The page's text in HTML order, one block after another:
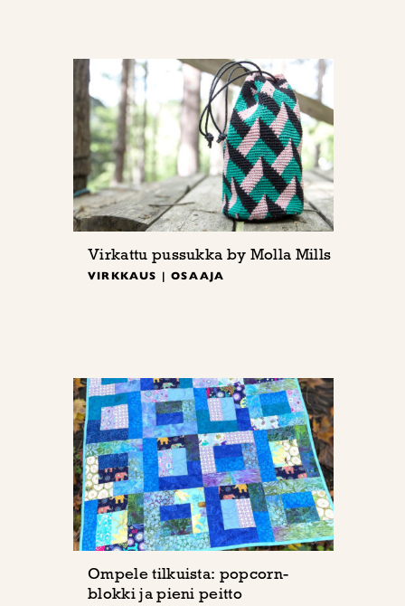
Virkattu pussukka by Molla Mills
VIRKKAUS | OSAAJA
Ompele tilkuista: popcorn-
blokki ja pieni peitto